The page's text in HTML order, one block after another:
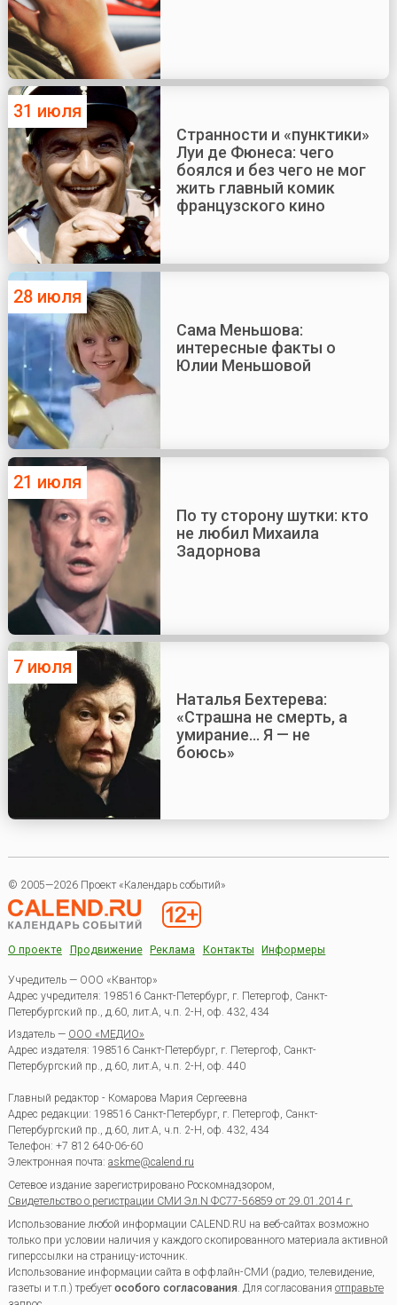
31 июля
Странности и «пунктики»
Луи де Фюнеса: чего
боялся и без чего не мог
жить главный комик
французского кино
28 июля
Сама Меньшова:
интересные факты о
Юлии Меньшовой
21 июля
По ту сторону шутки: кто
не любил Михаила
Задорнова
7 июля
Наталья Бехтерева:
«Страшна не смерть, а
умирание... Я — не
боюсь»
© 2005—2026 Проект «Календарь событий»
О проекте Продвижение Реклама Контакты Информеры
Учредитель — ООО «Квантор»
Адрес учредителя: 198516 Санкт-Петербург, г. Петергоф, Санкт-
Петербургский пр., д.60, лит.А, ч.п. 2-Н, оф. 432, 434
Издатель — ООО «МЕДИО»
Адрес издателя: 198516 Санкт-Петербург, г. Петергоф, Санкт-
Петербургский пр., д.60, лит.А, ч.п. 2-Н, оф. 440
Главный редактор - Комарова Мария Сергеевна
Адрес редакции: 198516 Санкт-Петербург, г. Петергоф, Санкт-
Петербургский пр., д.60, лит.А, ч.п. 2-Н, оф. 432, 434
Телефон: +7 812 640-06-60
Электронная почта: askme@calend.ru
Сетевое издание зарегистрировано Роскомнадзором,
Свидетельство о регистрации СМИ Эл.N ФС77-56859 от 29.01.2014 г.
Использование любой информации CALEND.RU на веб-сайтах возможно
только при условии наличия у каждого скопированного материала активной
гиперссылки на страницу-источник.
Использование информации сайта в оффлайн-СМИ (радио, телевидение,
газеты и т.п.) требуетособого согласования . Для согласования отправьте